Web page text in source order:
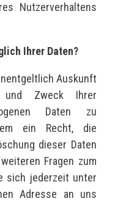
Nutzerverhaltens
Ihrer Daten?
Auskunft
und Zweck Ihrer
Daten zu
ein Recht, die
dieser Daten
Fragen zum
sich jederzeit unter
Adresse an uns